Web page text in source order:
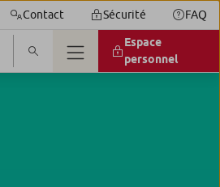
Contact Sécurité FAQ
Espace
personnel